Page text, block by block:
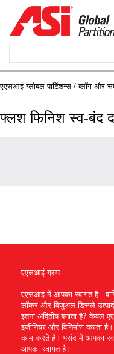
एएसआई ग्लोबल पार्टिशन्स /ब्लॉग और
फ्लश फिनिश स्व-बंद
एएसआई ग्रुप
एएसआई में आपका स्वागत है -
लॉकर और विज़ुअल डिस्प्ले
इतना अद्वितीय बनाता है? केवल
इंजीनियर और विनिर्माण करता
काम करते हैं। पसंद में आपका
आपका स्वागत है।